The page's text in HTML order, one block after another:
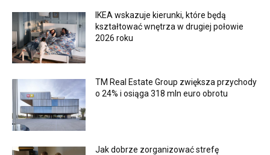
IKEA wskazuje kierunki, które będą
kształtować wnętrza w drugiej połowie
2026 roku
TM Real Estate Group zwiększa przychody
o 24% i osiąga 318 mln euro obrotu
Jak dobrze zorganizować strefę